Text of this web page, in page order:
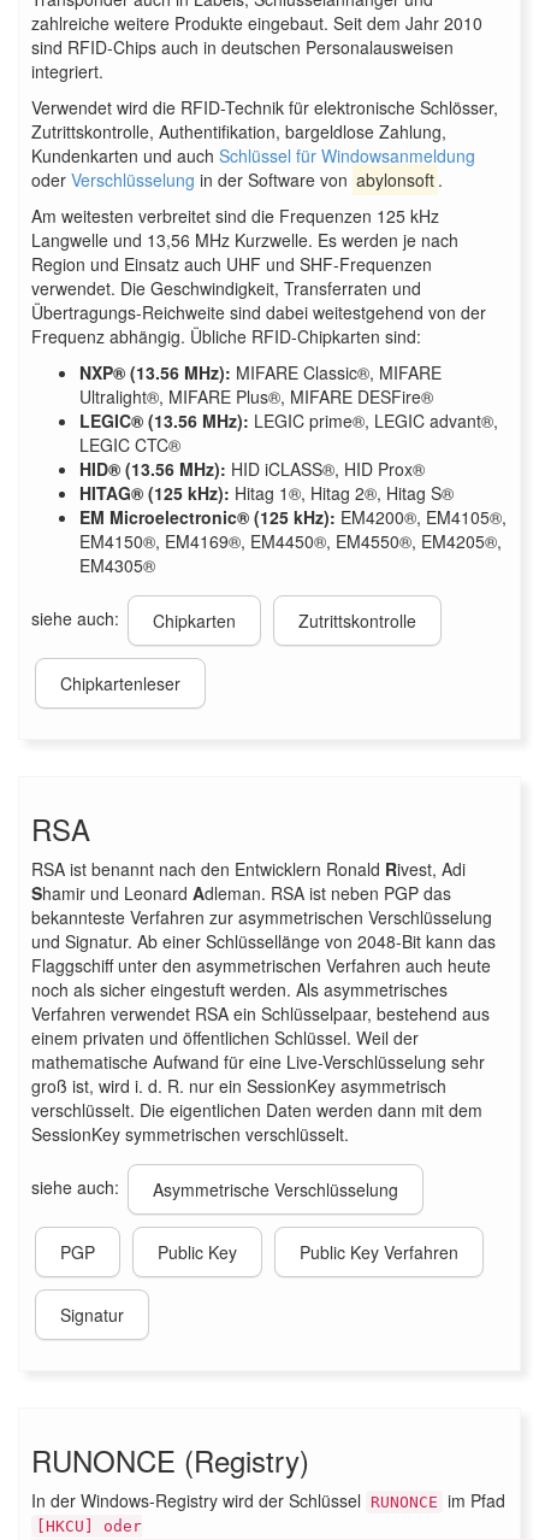
zahlreiche weitere Produkte eingebaut. Seit dem Jahr 2010
sind RFID-Chips auch in deutschen Personalausweisen
integriert.
Verwendet wird die RFID-Technik für elektronische Schlösser,
Zutrittskontrolle, Authentifikation, bargeldlose Zahlung,
Kundenkarten und auch Schlüssel für Windowsanmeldung
oder Verschlüsselung in der Software von abylonsoft .
Am weitesten verbreitet sind die Frequenzen 125 kHz
Langwelle und 13,56 MHz Kurzwelle. Es werden je nach
Region und Einsatz auch UHF und SHF-Frequenzen
verwendet. Die Geschwindigkeit, Transferraten und
Übertragungs-Reichweite sind dabei weitestgehend von der
Frequenz abhängig. Übliche RFID-Chipkarten sind:
NXP® (13.56 MHz): MIFARE Classic®, MIFARE
Ultralight®, MIFARE Plus®, MIFARE DESFire®
LEGIC® (13.56 MHz): LEGIC prime®, LEGIC advant®,
LEGIC CTC®
HID® (13.56 MHz): HID iCLASS®, HID Prox®
HITAG® (125 kHz): Hitag 1®, Hitag 2®, Hitag S®
EM Microelectronic® (125 kHz): EM4200®, EM4105®,
EM4150®, EM4169®, EM4450®, EM4550®, EM4205®,
EM4305®
siehe auch: Chipkarten Zutrittskontrolle
Chipkartenleser
RSA
RSA ist benannt nach den Entwicklern Ronald Rivest, Adi
Shamir und Leonard Adleman. RSA ist neben PGP das
bekannteste Verfahren zur asymmetrischen Verschlüsselung
und Signatur. Ab einer Schlüssellänge von 2048-Bit kann das
Flaggschiff unter den asymmetrischen Verfahren auch heute
noch als sicher eingestuft werden. Als asymmetrisches
Verfahren verwendet RSA ein Schlüsselpaar, bestehend aus
einem privaten und öffentlichen Schlüssel. Weil der
mathematische Aufwand für eine Live-Verschlüsselung sehr
groß ist, wird i. d. R. nur ein SessionKey asymmetrisch
verschlüsselt. Die eigentlichen Daten werden dann mit dem
SessionKey symmetrischen verschlüsselt.
siehe auch: Asymmetrische Verschlüsselung
PGP Public Key Public Key Verfahren
Signatur
RUNONCE (Registry)
In der Windows-Registry wird der Schlüssel RUNONCE im Pfad
[HKCU] oder